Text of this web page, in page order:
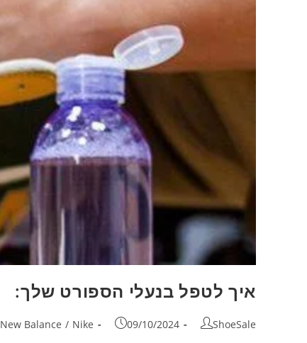
איך לטפל בנעלי הספורט שלך:
ShoeSale
09/10/2024
New Balance / Nike